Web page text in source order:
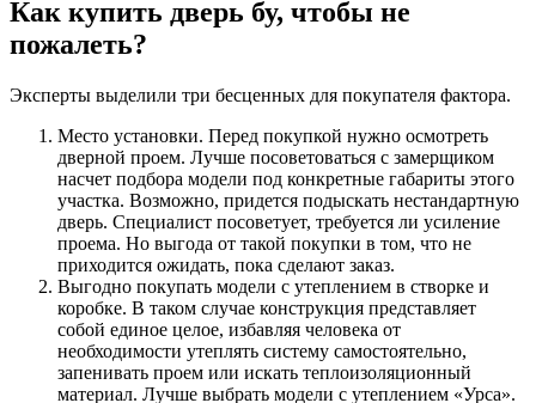
Как купить дверь бу, чтобы не
пожалеть?
Эксперты выделили три бесценных для покупателя фактора.
Место установки. Перед покупкой нужно осмотреть
дверной проем. Лучше посоветоваться с замерщиком
насчет подбора модели под конкретные габариты этого
участка. Возможно, придется подыскать нестандартную
дверь. Специалист посоветует, требуется ли усиление
проема. Но выгода от такой покупки в том, что не
приходится ожидать, пока сделают заказ.
Выгодно покупать модели с утеплением в створке и
коробке. В таком случае конструкция представляет
собой единое целое, избавляя человека от
необходимости утеплять систему самостоятельно,
запенивать проем или искать теплоизоляционный
материал. Лучше выбрать модели с утеплением «Урса».